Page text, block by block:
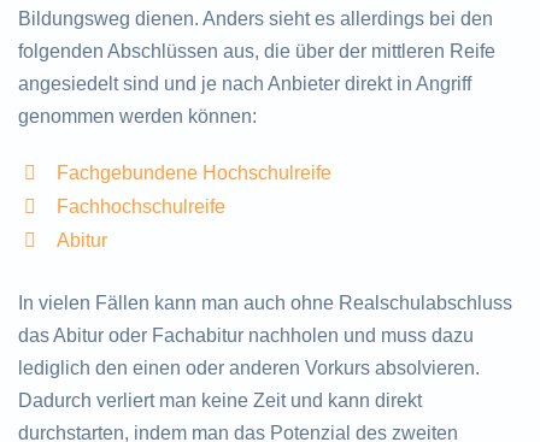
Bildungsweg dienen. Anders sieht es allerdings bei den
folgenden Abschlüssen aus, die über der mittleren Reife
angesiedelt sind und je nach Anbieter direkt in Angriff
genommen werden können:
Fachgebundene Hochschulreife
Fachhochschulreife
Abitur
In vielen Fällen kann man auch ohne Realschulabschluss
das Abitur oder Fachabitur nachholen und muss dazu
lediglich den einen oder anderen Vorkurs absolvieren.
Dadurch verliert man keine Zeit und kann direkt
durchstarten, indem man das Potenzial des zweiten